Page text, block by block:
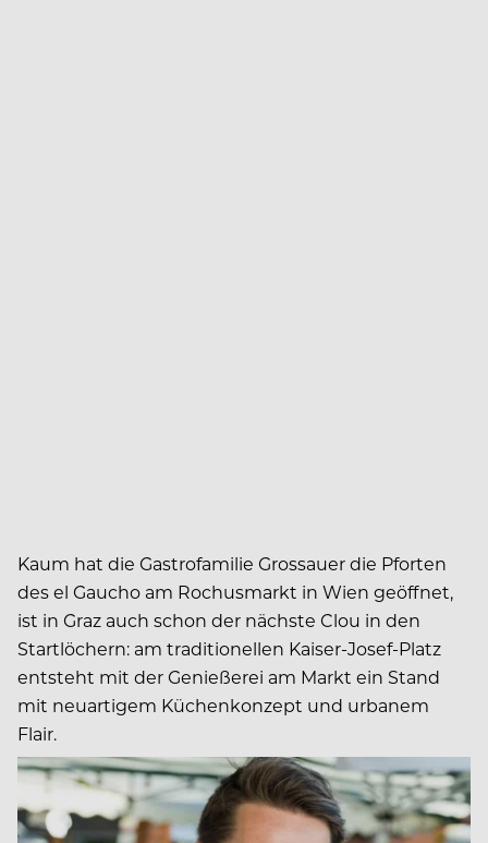
Kaum hat die Gastrofamilie Grossauer die Pforten
des el Gaucho am Rochusmarkt in Wien geöffnet,
ist in Graz auch schon der nächste Clou in den
Startlöchern: am traditionellen Kaiser-Josef-Platz
entsteht mit der Genießerei am Markt ein Stand
mit neuartigem Küchenkonzept und urbanem
Flair.